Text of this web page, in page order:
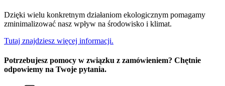
Dzięki wielu konkretnym działaniom ekologicznym pomagamy
zminimalizować nasz wpływ na środowisko i klimat.
Tutaj znajdziesz więcej informacji.
Potrzebujesz pomocy w związku z zamówieniem? Chętnie
odpowiemy na Twoje pytania.